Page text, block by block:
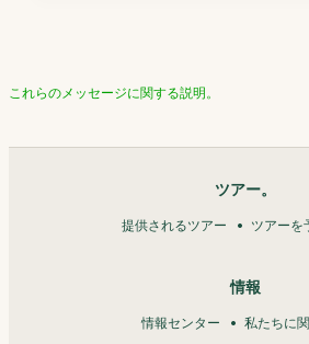
これらのメッセージに関する説明。
ツアー。
提供されるツアー ツアーを
情報
情報センター 私たちに